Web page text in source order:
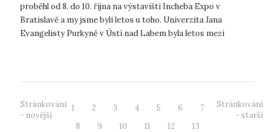
proběhl od 8. do 10. října na výstavišti Incheba Expo v
Bratislavě a my jsme byli letos u toho. Univerzita Jana
Evangelisty Purkyně v Ústí nad Labem byla letos mezi
Stránkování
- novější
1 2 3 4 5 6
7
8
9 10 11 12
13
Stránkování
- starší